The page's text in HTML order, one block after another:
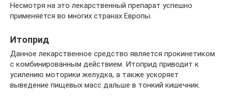
Несмотря на это лекарственный препарат успешно
применяется во многих странах Европы.
Итоприд
Данное лекарственное средство является прокинетиком
с комбинированным действием. Итоприд приводит к
усилению моторики желудка, а также ускоряет
выведение пищевых масс дальше в тонкий кишечник.